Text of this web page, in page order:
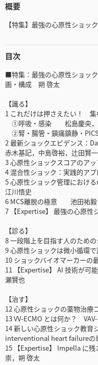
概要
【特集】最強の心原性ショッ
目次
■特集：最強の心原性ショッ
画・構成 朔 啓太
【識る】
1 これだけは押さえたい！
①呼吸・感染 松島慶央，
②腎・腸管・鎮痛鎮静・
2 最新ショックエビデンス：
赤木基記，中島啓裕，辻田賢一
3 心原性ショックスコアの
4 混合性ショック：実践的
5 心原性ショック管理にお
江川悟史
6 MCS離脱の極意 池田祐毅
7 【Expertise】 最強の心原
【診る】
8 一段階上を目指す人のた
9 心原性ショックは微小循
10 ショックバイオマーカー
11 【Expertise】 AI 技術が
瀬賢也
【治す】
12 心原性ショックの薬物治
13 VV-ECMO とは何か？
14 新しい心原性ショック教育
interventional heart failure
15 【Expertise】 Impella に
崇，朔 啓太